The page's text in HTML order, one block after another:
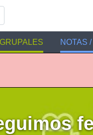
NOTAS